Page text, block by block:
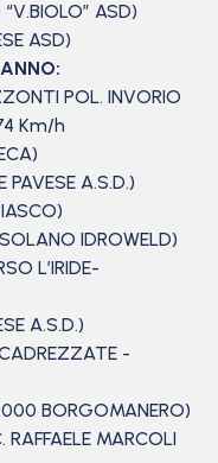
ASD)
ASD)
POL. INVORIO
Km/h
PAVESE A.S.D.)
IDROWELD)
L’IRIDE-
A.S.D.)
-
BORGOMANERO)
RAFFAELE MARCOLI